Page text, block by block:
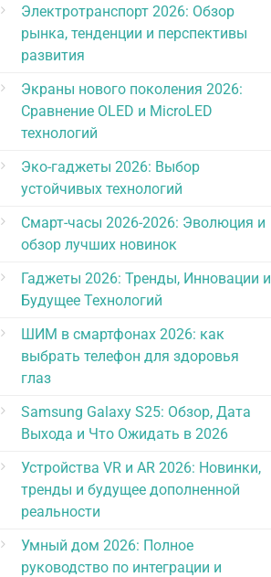
Электротранспорт 2026: Обзор
рынка, тенденции и перспективы
развития
Экраны нового поколения 2026:
Сравнение OLED и MicroLED
технологий
Эко-гаджеты 2026: Выбор
устойчивых технологий
Смарт-часы 2026-2026: Эволюция и
обзор лучших новинок
Гаджеты 2026: Тренды, Инновации и
Будущее Технологий
ШИМ в смартфонах 2026: как
выбрать телефон для здоровья
глаз
Samsung Galaxy S25: Обзор, Дата
Выхода и Что Ожидать в 2026
Устройства VR и AR 2026: Новинки,
тренды и будущее дополненной
реальности
Умный дом 2026: Полное
руководство по интеграции и